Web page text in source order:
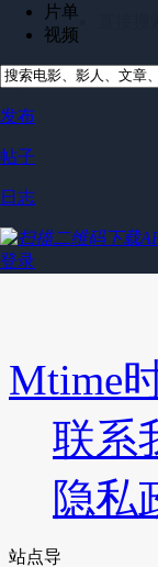
片单
视频
发布
帖子
日志
登录
直接
Mtime
联系
隐私
站点导